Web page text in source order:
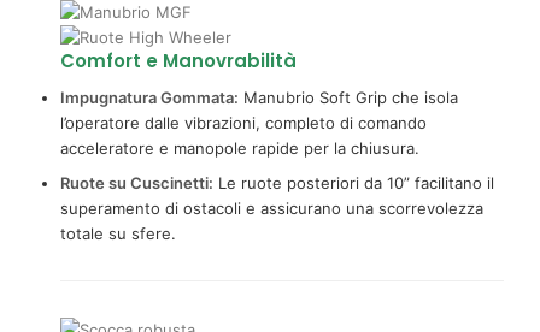
Comfort e Manovrabilità
Impugnatura Gommata: Manubrio Soft Grip che isola
l’operatore dalle vibrazioni, completo di comando
acceleratore e manopole rapide per la chiusura.
Ruote su Cuscinetti: Le ruote posteriori da 10” facilitano il
superamento di ostacoli e assicurano una scorrevolezza
totale su sfere.